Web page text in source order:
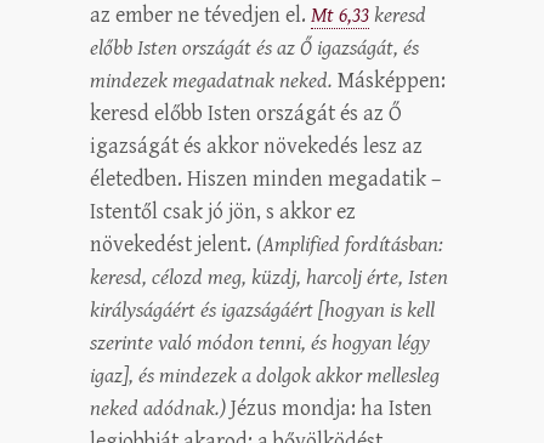
az ember ne tévedjen el. Mt 6,33keresd
előbb Isten országát és az Ő igazságát, és
mindezek megadatnak neked. Másképpen:
keresd előbb Isten országát és az Ő
igazságát és akkor növekedés lesz az
életedben. Hiszen minden megadatik –
Istentől csak jó jön, s akkor ez
növekedést jelent. (Amplified fordításban:
keresd, célozd meg, küzdj, harcolj érte, Isten
királyságáért és igazságáért [hogyan is kell
szerinte való módon tenni, és hogyan légy
igaz], és mindezek a dolgok akkor mellesleg
neked adódnak.)Jézus mondja: ha Isten